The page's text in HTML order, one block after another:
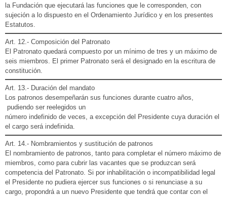
la Fundación que ejecutará las funciones que le corresponden, con
sujeción a lo dispuesto en el Ordenamiento Jurídico y en los presentes
Estatutos.
Art. 12.- Composición del Patronato
El Patronato quedará compuesto por un mínimo de tres y un máximo de
seis miembros. El primer Patronato será el designado en la escritura de
constitución.
Art. 13.- Duración del mandato
Los patronos desempeñarán sus funciones durante cuatro años,
pudiendo ser reelegidos un
número indefinido de veces, a excepción del Presidente cuya duración el
el cargo será indefinida.
Art. 14.- Nombramientos y sustitución de patronos
El nombramiento de patronos, tanto para completar el número máximo de
miembros, como para cubrir las vacantes que se produzcan será
competencia del Patronato. Si por inhabilitación o incompatibilidad legal
el Presidente no pudiera ejercer sus funciones o si renunciase a su
cargo, propondrá a un nuevo Presidente que tendrá que contar con el